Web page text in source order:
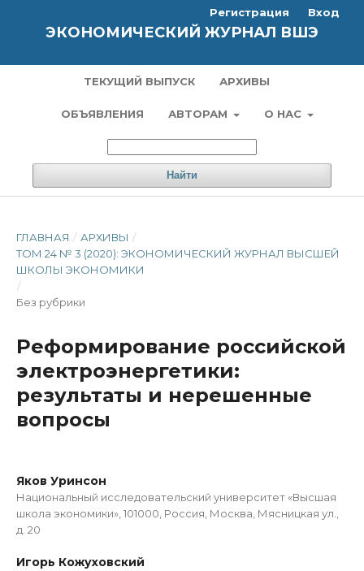
ЭКОНОМИЧЕСКИЙ ЖУРНАЛ ВШЭ
ТЕКУЩИЙ ВЫПУСК АРХИВЫ
ОБЪЯВЛЕНИЯ АВТОРАМ О НАС
Найти
Регистрация Вход
ГЛАВНАЯ / АРХИВЫ /
ТОМ 24 № 3 (2020): ЭКОНОМИЧЕСКИЙ ЖУРНАЛ ВЫСШЕЙ
ШКОЛЫ ЭКОНОМИКИ
/
Без рубрики
Реформирование российской
электроэнергетики:
результаты и нерешенные
вопросы
Яков Уринсон
Национальный исследовательский университет «Высшая
школа экономики», 101000, Россия, Москва, Мясницкая ул.,
д. 20
Игорь Кожуховский